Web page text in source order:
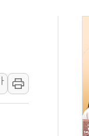
간 손봐야, 경쟁상대
과 함께하는 '선봉'
리 탄도미사일 1발
롬비아에 새 안보 위
감긴 어선 구조
린 아닌 무해한 표면
시간30여분만에 진화